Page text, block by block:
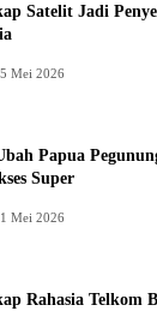
Satelit Jadi
Mei 2026
Papua
Super
Mei 2026
Rahasia Telkom